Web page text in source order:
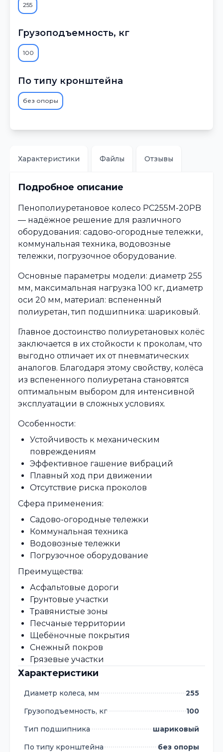
255
Грузоподъемность, кг
100
По типу кронштейна
без опоры
Характеристики Файлы Отзывы
Подробное описание
Пенополиуретановое колесо PC255M-20PB
— надёжное решение для различного
оборудования: садово-огородные тележки,
коммунальная техника, водовозные
тележки, погрузочное оборудование.
Основные параметры модели: диаметр 255
мм, максимальная нагрузка 100 кг, диаметр
оси 20 мм, материал: вспененный
полиуретан, тип подшипника: шариковый.
Главное достоинство полиуретановых колёс
заключается в их стойкости к проколам, что
выгодно отличает их от пневматических
аналогов. Благодаря этому свойству, колёса
из вспененного полиуретана становятся
оптимальным выбором для интенсивной
эксплуатации в сложных условиях.
Особенности:
Устойчивость к механическим
повреждениям
Эффективное гашение вибраций
Плавный ход при движении
Отсутствие риска проколов
Сфера применения:
Садово-огородные тележки
Коммунальная техника
Водовозные тележки
Погрузочное оборудование
Преимущества:
Асфальтовые дороги
Грунтовые участки
Травянистые зоны
Песчаные территории
Щебёночные покрытия
Снежный покров
Грязевые участки
Характеристики
Диаметр колеса, мм
255
Грузоподъемность, кг
100
Тип подшипника
шариковый
По типу кронштейна
без опоры